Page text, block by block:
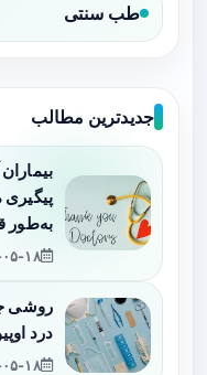
طب سنتی
جدیدترین مطالب
پیگیری
به‌طور
روشی
درد